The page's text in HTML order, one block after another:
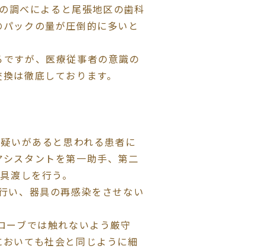
調べによると尾張地区の歯科
ックの量が圧倒的に多いと
すが、医療従事者の意識の
は徹底しております。
いがあると思われる患者に
スタントを第一助手、第二
渡しを行う。
い、器具の再感染をさせない
ーブでは触れないよう厳守
いても社会と同じように細